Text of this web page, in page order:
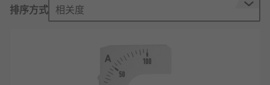
刻度表
排序方式 相关度